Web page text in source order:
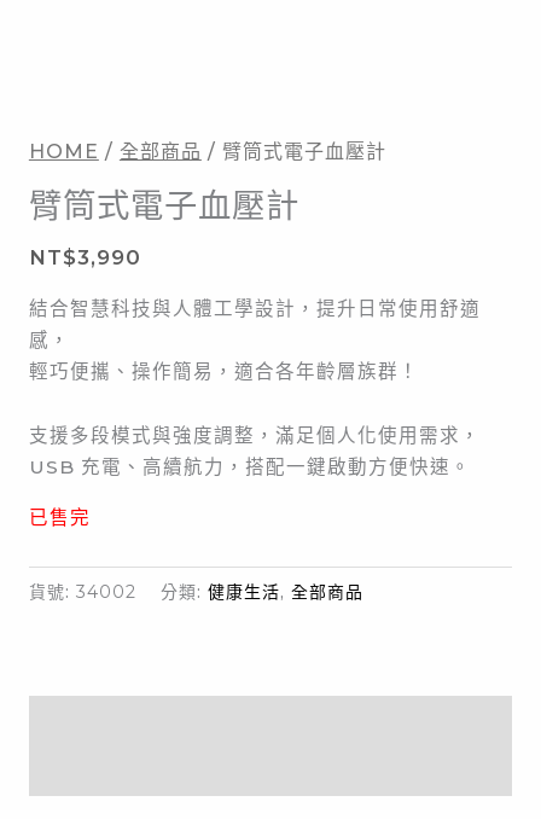
HOME / 全部商品 / 臂筒式電子血壓計
臂筒式電子血壓計
NT$3,990
結合智慧科技與人體工學設計，提升日常使用舒適
感，
輕巧便攜、操作簡易，適合各年齡層族群！
支援多段模式與強度調整，滿足個人化使用需求，
USB 充電、高續航力，搭配一鍵啟動方便快速。
已售完
貨號: 34002 分類: 健康生活, 全部商品